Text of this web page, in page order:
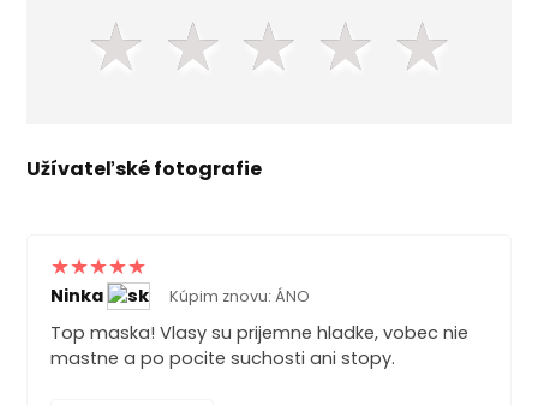
Ninka Kúpim znovu: ÁNO
Top maska! Vlasy su prijemne hladke, vobec nie
mastne a po pocite suchosti ani stopy.
★ ★ ★ ★ ★
Užívateľské fotografie